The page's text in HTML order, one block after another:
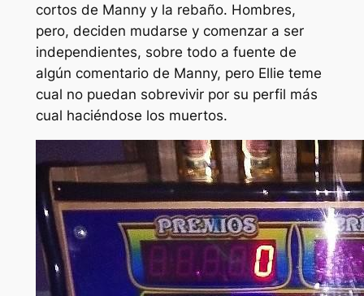
cortos de Manny y la rebaño. Hombres,
pero, deciden mudarse y comenzar a ser
independientes, sobre todo a fuente de
algún comentario de Manny, pero Ellie teme
cual no puedan sobrevivir por su perfil más
cual haciéndose los muertos.